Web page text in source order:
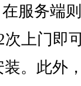
服务端
上门即
装。此外